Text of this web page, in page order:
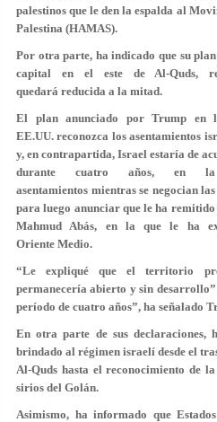
palestinos que le den la espalda al
Palestina (HAMAS).
Por otra parte, ha indicado que su
capital en el este de Al-Quds,
quedará reducida a la mitad.
El plan anunciado por Trump en
EE.UU. reconozca los asentamientos
y, en contrapartida, Israel estaría de
durante cuatro años, en la
asentamientos mientras se negocian
para luego anunciar que le ha
Mahmud Abás, en la que le ha
Oriente Medio.
“Le expliqué que el territorio
permanecería abierto y sin
período de cuatro años”, ha señalado
En otra parte de sus declaraciones,
brindado al régimen israelí desde el
Al-Quds hasta el reconocimiento de
sirios del Golán.
Asimismo, ha informado que